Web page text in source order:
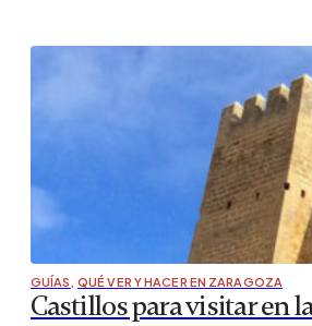
GUÍAS , QUÉ VER Y HACER EN ZARAGOZA
Castillos para visitar en